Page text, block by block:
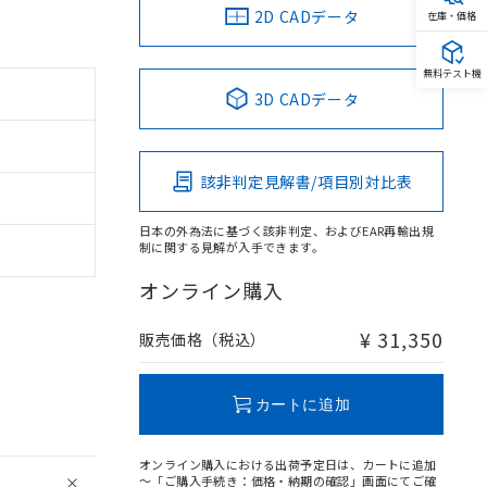
2D CADデータ
3D CADデータ
該非判定見解書/項目別対比表
日本の外為法に基づく該非判定、およびEAR再輸出規
制に関する見解が入手できます。
オンライン購入
販売価格（税込） ¥ 31,350
カートに追加
オンライン購入における出荷予定日は、カートに追加
～「ご購入手続き：価格・納期の確認」画面にてご確
在庫・価格
無料テスト機